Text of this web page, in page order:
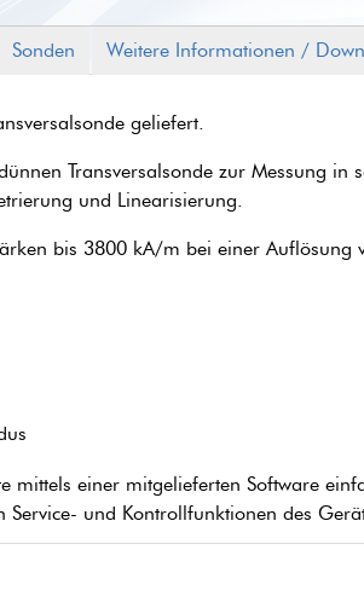
Sonden Weitere Informationen /
geliefert.
Transversalsonde zur Messung in
und Linearisierung.
bis 3800 kA/m bei einer Auflösung
mittels einer mitgelieferten Software
und Kontrollfunktionen des